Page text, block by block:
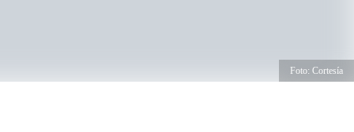
Foto: Cortesía